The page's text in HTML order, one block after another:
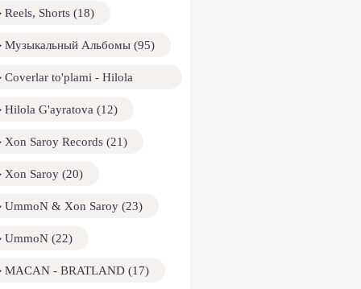
Reels, Shorts (18)
Музыкальный Альбомы (95)
Coverlar to'plami - Hilola
Hilola G'ayratova (12)
Xon Saroy Records (21)
Xon Saroy (20)
UmmoN & Xon Saroy (23)
UmmoN (22)
MACAN - BRATLAND (17)